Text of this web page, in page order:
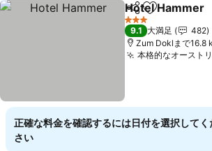
シェアお気に入り
Hotel Hammer
3 ホテルのランク
9.1 大満足
482
Zum Doklまで16.8
本格的なオースト
正確な料金を確認するには日付を選択してく
さい